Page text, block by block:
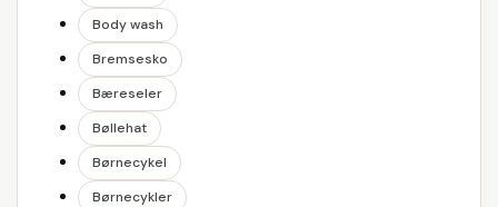
Body wash
Bremsesko
Bæreseler
Bøllehat
Børnecykel
Børnecykler